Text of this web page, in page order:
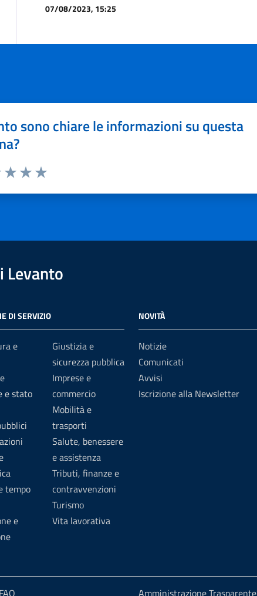
07/08/2023, 15:25
sono chiare le informazioni su questa
Levanto
DI SERVIZIO
e
e stato
tempo
e
Giustizia e
sicurezza pubblica
Imprese e
commercio
Mobilità e
trasporti
Salute, benessere
e assistenza
Tributi, finanze e
contravvenzioni
Turismo
Vita lavorativa
NOVITÀ
Notizie
Comunicati
Avvisi
Iscrizione alla Newsletter
Amministrazione Trasparente